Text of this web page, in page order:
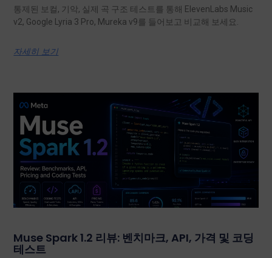
통제된 보컬, 기악, 실제 곡 구조 테스트를 통해 ElevenLabs Music
v2, Google Lyria 3 Pro, Mureka v9를 들어보고 비교해 보세요.
자세히 보기
Muse Spark 1.2 리뷰: 벤치마크, API, 가격 및 코딩
테스트